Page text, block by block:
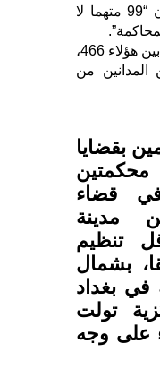
التنظيم الإرهابي، لافتا إلى أن “99 متهما لا
وأوضح بيرقدار أن عدد الإناث بين هؤلاء 466،
42، وهناك 108 بين المدانين من
بقضايا
قضاء
مدينة
تنظيم
بشمال
في بغداد
تولت
على وجه